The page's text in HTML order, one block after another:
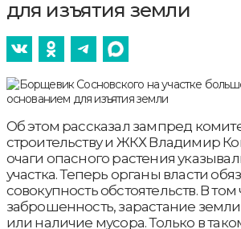
для изъятия земли
Об этом рассказал зампред
строительству и ЖКХ Владимир
очаги опасного растения
участка. Теперь органы власти
совокупность обстоятельств. В
заброшенность, зарастание
или наличие мусора. Только в